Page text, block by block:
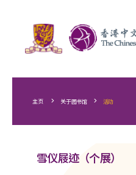
主页 > 关于图书馆 > 活动
雪仪屐迹（个展）